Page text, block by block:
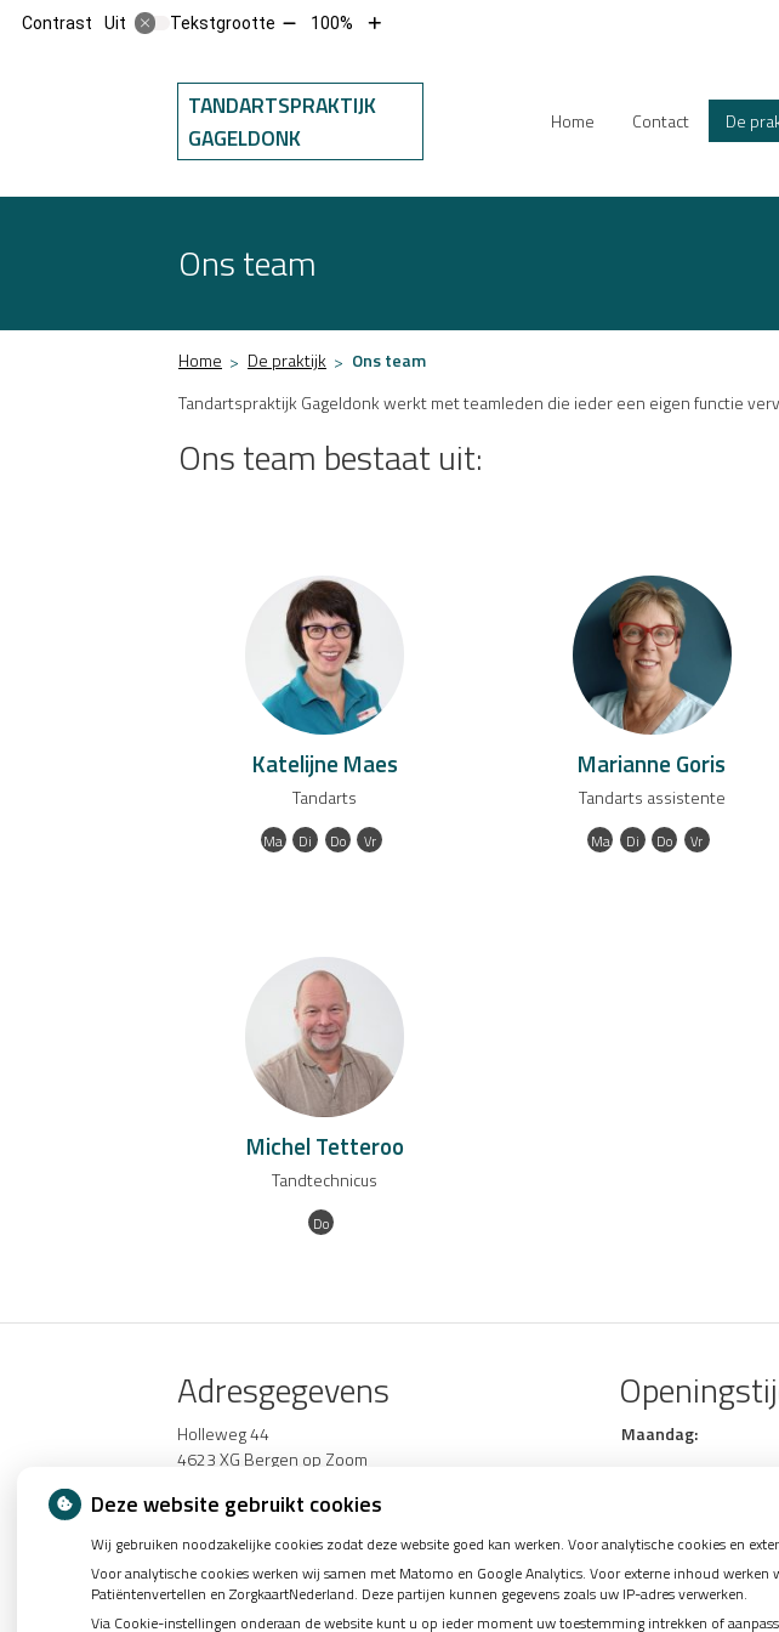
Contrast Uit Tekstgrootte Tekst
10%
100%
Tekst
10%
TANDARTSPRAKTIJK
GAGELDONK
Hoofdmenu
Home Contact
De
Ons team
Home De praktijk
Ons team
Tandartspraktijk Gageldonk werkt met teamleden die ieder een eigen functie
Ons team bestaat uit:
Katelijne Maes
Tandarts
Ma Di Do Vr
Marianne Goris
Tandarts assistente
Ma Di Do Vr
Michel Tetteroo
Tandtechnicus
Do
Adresgegevens
Holleweg 44
4623 XG Bergen op Zoom
Tel:0164-243240
E-mail:balie@tpgageldonk.nl
Maandag:
Donderdag:
Vrijdag:
Deze website gebruikt cookies
Wij gebruiken noodzakelijke cookies zodat deze website goed kan werken. Voor analytische cookies en
Voor analytische cookies werken wij samen met Matomo en Google Analytics. Voor externe inhoud
Patiëntenvertellen en ZorgkaartNederland. Deze partijen kunnen gegevens zoals uw IP-adres verwerken.
Via Cookie-instellingen onderaan de website kunt u op ieder moment uw toestemming intrekken of